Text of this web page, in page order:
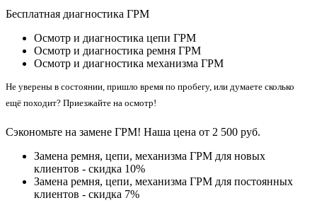
Бесплатная диагностика ГРМ
Осмотр и диагностика цепи ГРМ
Осмотр и диагностика ремня ГРМ
Осмотр и диагностика механизма ГРМ
Не уверены в состоянии, пришло время по пробегу, или думаете сколько
ещё походит? Приезжайте на осмотр!
Сэкономьте на замене ГРМ! Наша цена от 2 500 руб.
Замена ремня, цепи, механизма ГРМ для новых
клиентов - скидка 10%
Замена ремня, цепи, механизма ГРМ для постоянных
клиентов - скидка 7%